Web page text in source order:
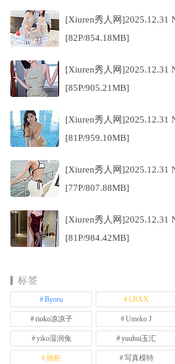
[Xiuren秀人网]2025.12.31
[82P/854.18MB]
[Xiuren秀人网]2025.12.31
[85P/905.21MB]
[Xiuren秀人网]2025.12.31
[81P/959.10MB]
[Xiuren秀人网]2025.12.31
[77P/807.88MB]
[Xiuren秀人网]2025.12.31
[81P/984.42MB]
标签
Byoru LRXX
rioko凉凉子 Umeko J
yiko湿润兔 yuuhui玉汇
丽柜 写真模特